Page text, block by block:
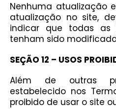
Nenhuma atualização
atualização no site,
indicar que todas as
tenham sido
SEÇÃO 12 – USOS
Além de outras
estabelecido nos
proibido de usar o site